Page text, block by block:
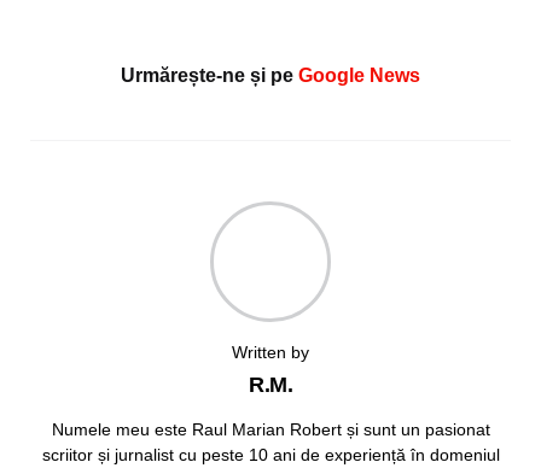
Urmărește-ne și pe Google News
Written by
R.M.
Numele meu este Raul Marian Robert și sunt un pasionat
scriitor și jurnalist cu peste 10 ani de experiență în domeniul